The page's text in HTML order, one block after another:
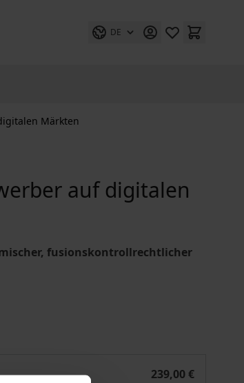
DE
Märkten
auf digitalen
fusionskontrollrechtlicher
239,00 €